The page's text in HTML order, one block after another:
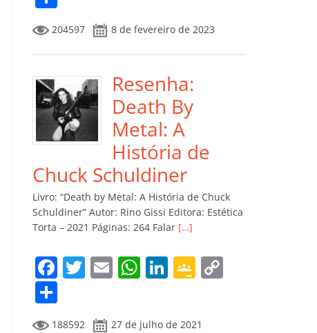
e
b
o
o
k
itt
er l s
A
p
p
e
dI
n
gl
e
ro
m
Li
o
m
p
ar
til
h
ar
204597 8 de fevereiro de 2023
Resenha:
Death By
Metal: A
História de
Chuck Schuldiner
Livro: “Death by Metal: A História de Chuck
Schuldiner” Autor: Rino Gissi Editora: Estética
Torta – 2021 Páginas: 264 Falar […]
F T
itt
E W Li G
o
188592 27 de julho de 2021